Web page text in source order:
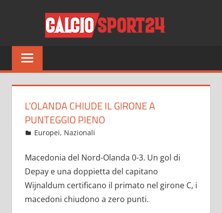
Tutto
sul
del
solo
L’OLANDA CHIUDE IL GIRONE A
PUNTEGGIO PIENO
Giugno 22, 2021
admin
Europei, Nazionali
Macedonia del Nord-Olanda 0-3. Un gol di
Depay e una doppietta del capitano
Wijnaldum certificano il primato nel girone C, i
macedoni chiudono a zero punti.